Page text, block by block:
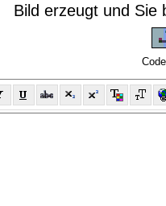
Bild erzeugt und Sie